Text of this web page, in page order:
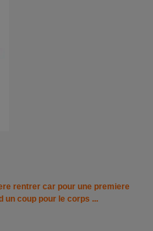
rentrer car pour une premiere
un coup pour le corps ...